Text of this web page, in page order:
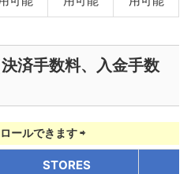
済手数料、入金手数
STORES